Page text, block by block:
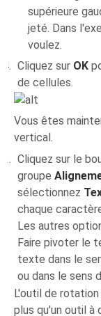
supérieure
jeté. Dans
voulez.
Cliquez sur OK
de cellules.
Vous êtes
vertical.
Cliquez sur le
groupe
sélectionnez
chaque
Les autres
Faire pivoter le
texte dans le
ou dans le sens
L'outil de
plus qu'un outil à